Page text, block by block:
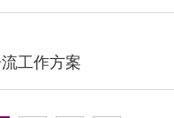
工作方案